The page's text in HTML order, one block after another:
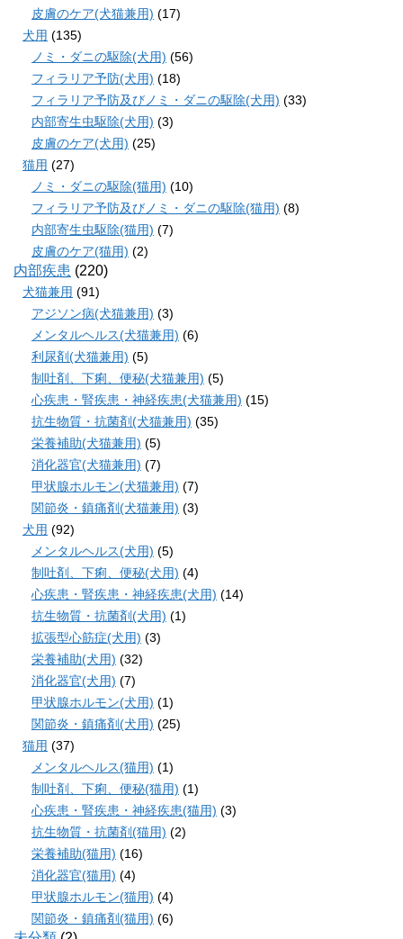
皮膚のケア(犬猫兼用) (17)
犬用 (135)
ノミ・ダニの駆除(犬用) (56)
フィラリア予防(犬用) (18)
フィラリア予防及びノミ・ダニの駆除(犬用) (33)
内部寄生虫駆除(犬用) (3)
皮膚のケア(犬用) (25)
猫用 (27)
ノミ・ダニの駆除(猫用) (10)
フィラリア予防及びノミ・ダニの駆除(猫用) (8)
内部寄生虫駆除(猫用) (7)
皮膚のケア(猫用) (2)
内部疾患 (220)
犬猫兼用 (91)
アジソン病(犬猫兼用) (3)
メンタルヘルス(犬猫兼用) (6)
利尿剤(犬猫兼用) (5)
制吐剤、下痢、便秘(犬猫兼用) (5)
心疾患・腎疾患・神経疾患(犬猫兼用) (15)
抗生物質・抗菌剤(犬猫兼用) (35)
栄養補助(犬猫兼用) (5)
消化器官(犬猫兼用) (7)
甲状腺ホルモン(犬猫兼用) (7)
関節炎・鎮痛剤(犬猫兼用) (3)
犬用 (92)
メンタルヘルス(犬用) (5)
制吐剤、下痢、便秘(犬用) (4)
心疾患・腎疾患・神経疾患(犬用) (14)
抗生物質・抗菌剤(犬用) (1)
拡張型心筋症(犬用) (3)
栄養補助(犬用) (32)
消化器官(犬用) (7)
甲状腺ホルモン(犬用) (1)
関節炎・鎮痛剤(犬用) (25)
猫用 (37)
メンタルヘルス(猫用) (1)
制吐剤、下痢、便秘(猫用) (1)
心疾患・腎疾患・神経疾患(猫用) (3)
抗生物質・抗菌剤(猫用) (2)
栄養補助(猫用) (16)
消化器官(猫用) (4)
甲状腺ホルモン(猫用) (4)
関節炎・鎮痛剤(猫用) (6)